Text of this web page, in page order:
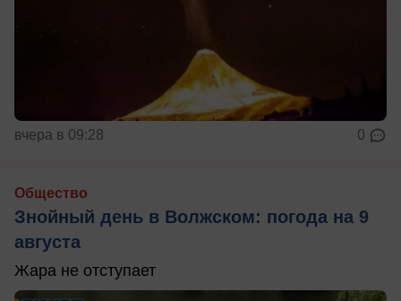
вчера в 09:28 0
Общество
Знойный день в Волжском: погода на 9
августа
Жара не отступает